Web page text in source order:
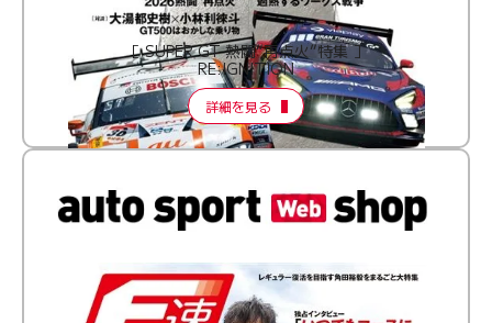
［ SUPER GT 熱闘“再点火”特集 ］
RE:IGNITION
詳細を見る